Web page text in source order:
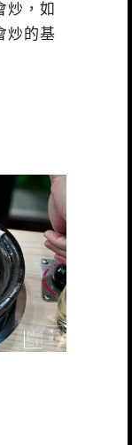
炒，如
炒的基